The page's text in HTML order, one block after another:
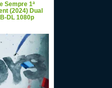
Sempre 1ª
(2024) Dual
DL 1080p